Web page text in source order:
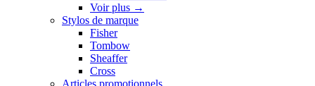
Voir plus →
Stylos de marque
Fisher
Tombow
Sheaffer
Cross
Articles promotionnels